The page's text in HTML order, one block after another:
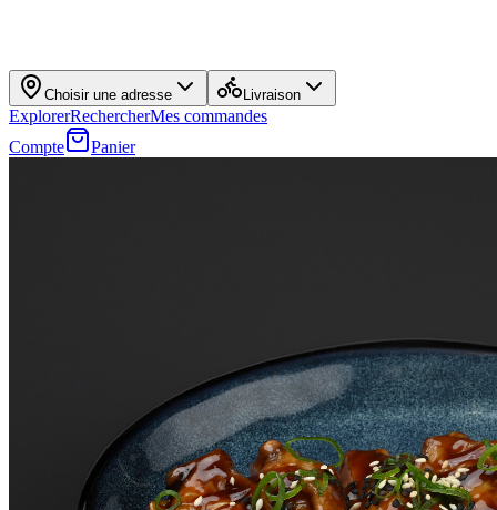
Choisir une adresse Livraison
ExplorerRechercherMes commandes
Compte
Panier